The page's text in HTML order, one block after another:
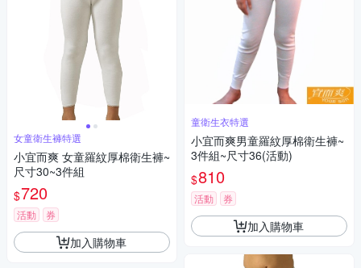
女童衛生褲特選
小宜而爽 女童羅紋厚棉衛生褲~
尺寸30~3件組
$720
活動 券
加入購物車
童衛生衣特選
小宜而爽男童羅紋厚棉衛生褲~
3件組~尺寸36(活動)
$810
活動 券
加入購物車